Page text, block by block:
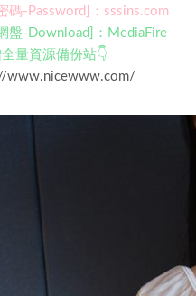
碼-Password]：sssins.com
盤-Download]：MediaFire
全量資源備份站👇
www.nicewww.com/